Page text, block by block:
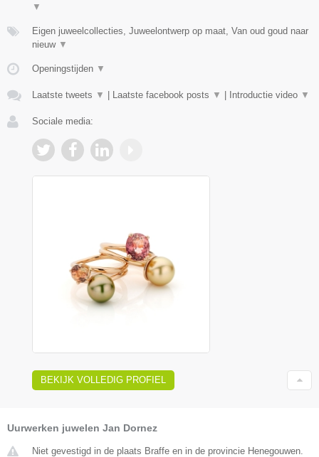
▼
Eigen juweelcollecties, Juweelontwerp op maat, Van oud goud naar
nieuw ▼
Openingstijden ▼
Laatste tweets ▼ Laatste facebook posts ▼ Introductie video ▼
Sociale media:
BEKIJK VOLLEDIG PROFIEL
Uurwerken juwelen Jan Dornez
Niet gevestigd in de plaats Braffe en in de provincie Henegouwen.